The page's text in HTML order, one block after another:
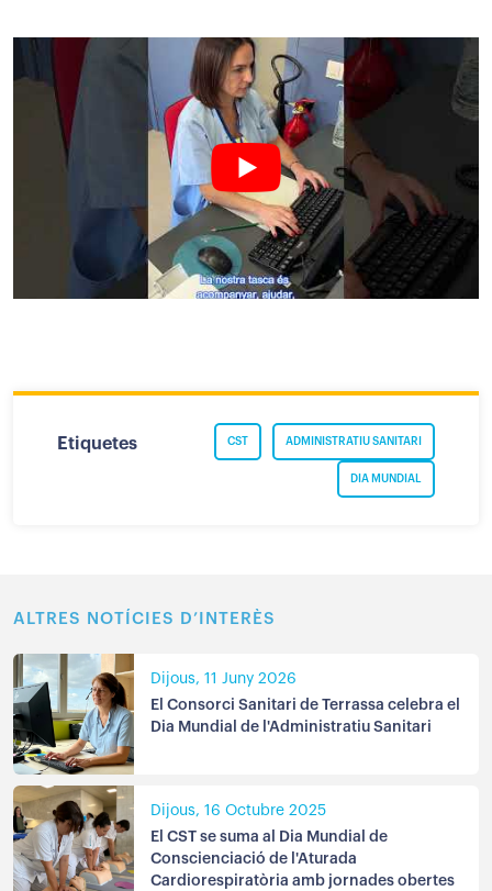
Etiquetes ADMINISTRATIU SANITARI
CST
DIA MUNDIAL
ALTRES NOTÍCIES D’INTERÈS
Dijous, 11 Juny 2026
El Consorci Sanitari de Terrassa celebra el
Dia Mundial de l'Administratiu Sanitari
Dijous, 16 Octubre 2025
El CST se suma al Dia Mundial de
Conscienciació de l'Aturada
Cardiorespiratòria amb jornades obertes